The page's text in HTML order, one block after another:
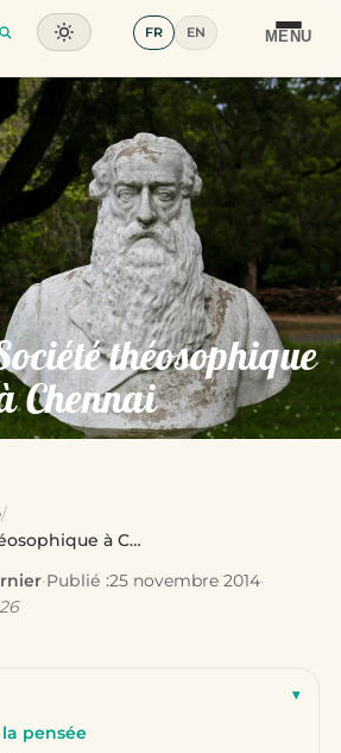
MENU
FR EN
théosophique
Chennai
/
Visiter la Société théosophique à Chennai
·Publié :25 novembre 2014·
▾
pensée